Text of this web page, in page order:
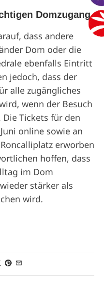
Domzugang
dass andere
Dom oder die
ebenfalls Eintritt
jedoch, dass der
alle zugängliches
wenn der Besuch
Tickets für den
online sowie an
erworben
hoffen, dass
im Dom
stärker als
wird.